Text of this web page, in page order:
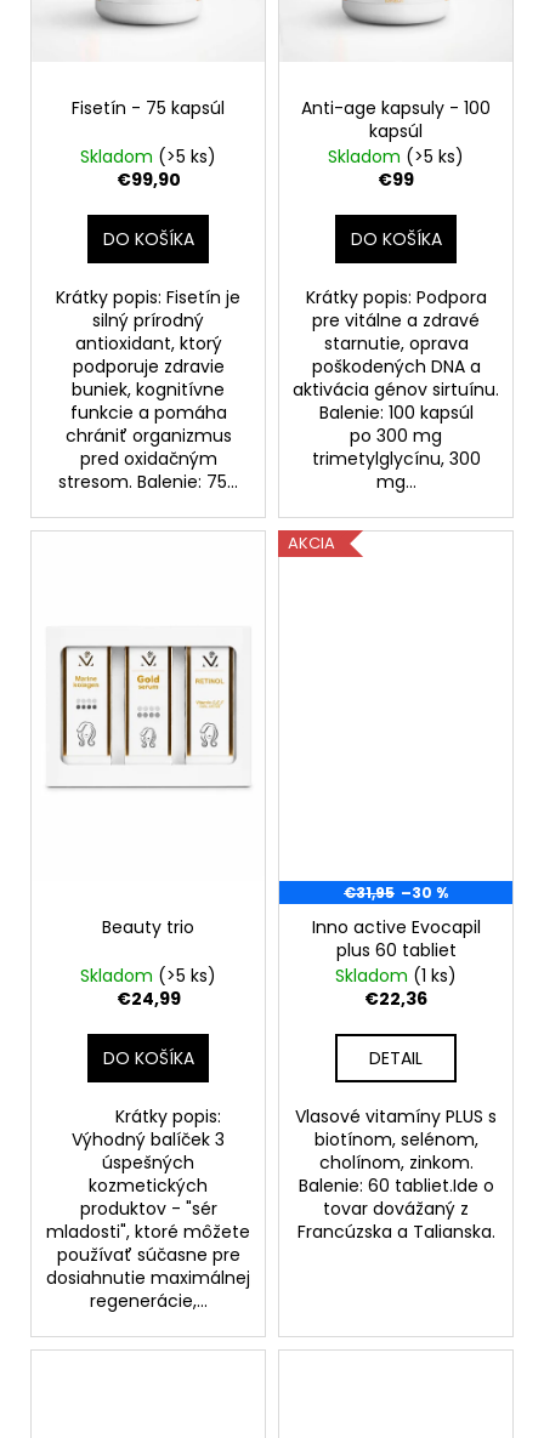
Fisetín - 75 kapsúl
Skladom (>5 ks)
€99,90
DO KOŠÍKA
Krátky popis: Fisetín je
silný prírodný
antioxidant, ktorý
podporuje zdravie
buniek, kognitívne
funkcie a pomáha
chrániť organizmus
pred oxidačným
stresom. Balenie: 75...
Anti-age kapsuly - 100
kapsúl
Skladom (>5 ks)
€99
DO KOŠÍKA
Krátky popis: Podpora
pre vitálne a zdravé
starnutie, oprava
poškodených DNA a
aktivácia génov sirtuínu.
Balenie: 100 kapsúl
po 300 mg
trimetylglycínu, 300
mg...
Beauty trio
Skladom (>5 ks)
€24,99
DO KOŠÍKA
Krátky popis:
Výhodný balíček 3
úspešných
kozmetických
produktov - "sér
mladosti", ktoré môžete
používať súčasne pre
dosiahnutie maximálnej
regenerácie,...
AKCIA
€31,95 –30 %
Inno active Evocapil
plus 60 tabliet
Skladom (1 ks)
€22,36
DETAIL
Vlasové vitamíny PLUS s
biotínom, selénom,
cholínom, zinkom.
Balenie: 60 tabliet.Ide o
tovar dovážaný z
Francúzska a Talianska.